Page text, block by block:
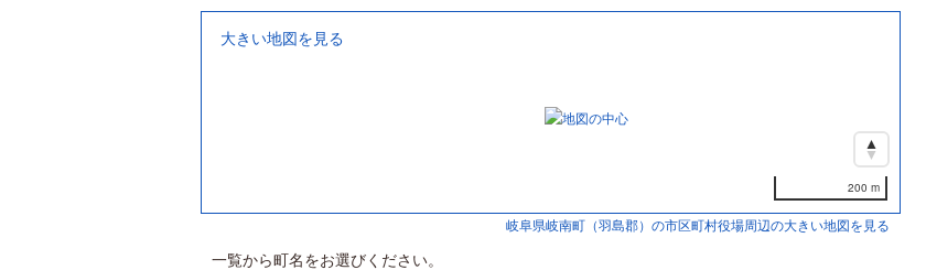
200 m
岐阜県岐南町（羽島郡）の市区町村役場周辺の大きい地図を見る
大きい地図を見る
一覧から町名をお選びください。